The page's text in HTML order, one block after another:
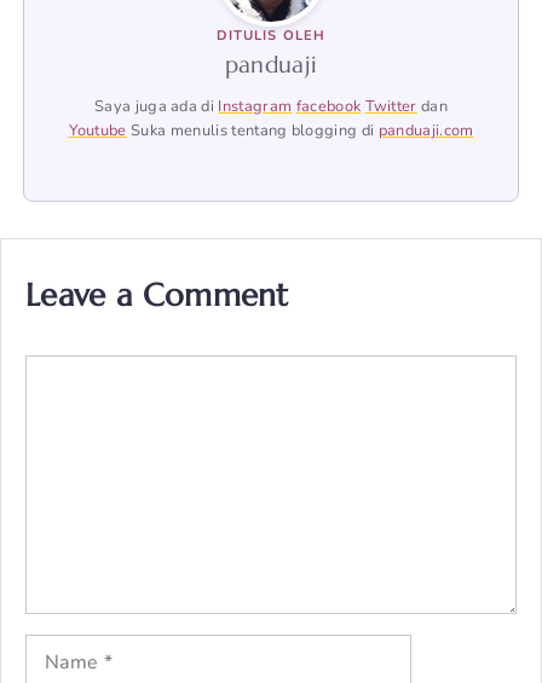
DITULIS OLEH
panduaji
Saya juga ada di Instagram facebook Twitter dan
Youtube Suka menulis tentang blogging di panduaji.com
Leave a Comment
Name